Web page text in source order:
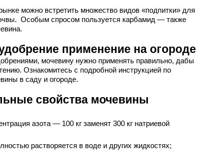
можно встретить множество видов «подпитки» для
Особым спросом пользуется карбамид — также
применение на огороде
мочевину нужно применять правильно, дабы
Ознакомитесь с подробной инструкцией по
в саду и огороде.
свойства мочевины
aзoтa — 100 кг зaмeнят 300 кг нaтpиeвoй
pacтвopяeтcя в вoдe и дpyгих жидкocтях;